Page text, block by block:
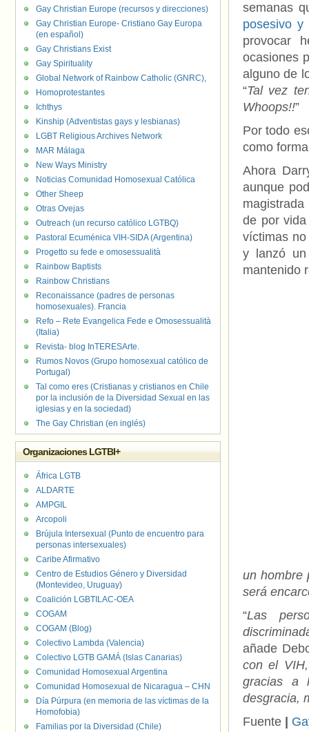
semanas
posesivo y
provocar
ocasiones
alguno de
“Tal vez
Whoops!!”
Por todo
como
Ahora
aunque
de por
víctimas
y lanzó un
mantenido
un hombre
será
“Las
añade
con el
gracias a
desgracia,
Fuente
Gay Christian Europe (recursos y direcciones)
Gay Christian Europe- Cristiano Gay Europa
(en español)
Gay Christians Exist
Gay Spirituality
Global Network of Rainbow Catholic (GNRC),
Homoprotestantes
Ichthys
Kinship (Adventistas gays y lesbianas)
LGBT Religious Archives Network
MAR Málaga
New Ways Ministry
Noticias Comunidad Homosexual Católica
Other Sheep
Otras Ovejas
Outreach (un recurso católico LGTBQ)
Pastoral Ecuménica VIH-SIDA (Argentina)
Progetto su fede e omosessualità
Rainbow Baptists
Rainbow Christians
Reconaissance (padres de personas
homosexuales). Francia
Refo – Rete Evangelica Fede e Omosessualità
(Italia)
Revista- blog InTERESArte.
Rumos Novos (Grupo homosexual católico de
Portugal)
Tal como eres (Cristianas y cristianos en Chile
por la inclusión de la Diversidad Sexual en las
iglesias y en la sociedad)
The Gay Christian (en inglés)
Organizaciones LGTBI+
África LGTB
ALDARTE
AMPGIL
Arcopoli
Brújula Intersexual (Punto de encuentro para
personas intersexuales)
Caribe Afirmativo
Centro de Estudios Género y Diversidad
(Montevideo, Uruguay)
Coalición LGBTILAC-OEA
COGAM
COGAM (Blog)
Colectivo Lambda (Valencia)
Colectivo LGTB GAMÁ (Islas Canarias)
Comunidad Homosexual Argentina
Comunidad Homosexual de Nicaragua – CHN
Día Púrpura (en memoria de las víctimas de la
Homofobia)
Familias por la Diversidad (Chile)